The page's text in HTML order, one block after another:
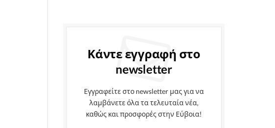
Κάντε εγγραφή στο
newsletter
Εγγραφείτε στο newsletter μας για να
λαμβάνετε όλα τα τελευταία νέα,
καθώς και προσφορές στην Εύβοια!